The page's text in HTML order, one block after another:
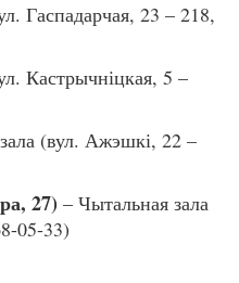
Гаспадарчая, 23 – 218,
Кастрычніцкая, 5 –
(вул. Ажэшкі, 22 –
27) – Чытальная зала
05-33)